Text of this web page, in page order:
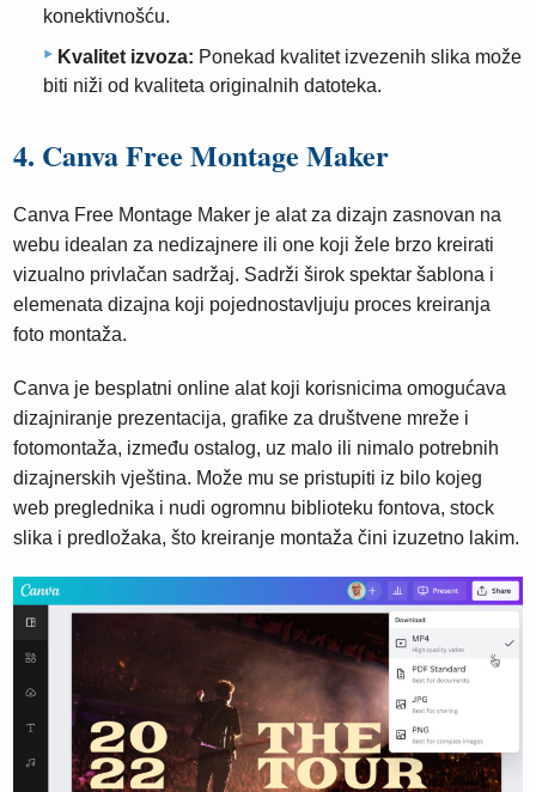
konektivnošću.
Kvalitet izvoza: Ponekad kvalitet izvezenih slika može
biti niži od kvaliteta originalnih datoteka.
4. Canva Free Montage Maker
Canva Free Montage Maker je alat za dizajn zasnovan na
webu idealan za nedizajnere ili one koji žele brzo kreirati
vizualno privlačan sadržaj. Sadrži širok spektar šablona i
elemenata dizajna koji pojednostavljuju proces kreiranja
foto montaža.
Canva je besplatni online alat koji korisnicima omogućava
dizajniranje prezentacija, grafike za društvene mreže i
fotomontaža, između ostalog, uz malo ili nimalo potrebnih
dizajnerskih vještina. Može mu se pristupiti iz bilo kojeg
web preglednika i nudi ogromnu biblioteku fontova, stock
slika i predložaka, što kreiranje montaža čini izuzetno lakim.